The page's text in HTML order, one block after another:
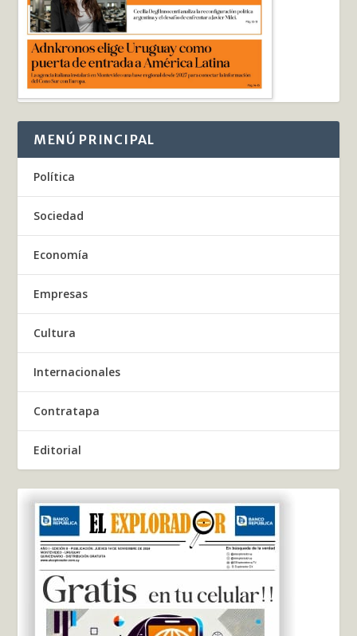
MENÚ PRINCIPAL
Política
Sociedad
Economía
Empresas
Cultura
Internacionales
Contratapa
Editorial